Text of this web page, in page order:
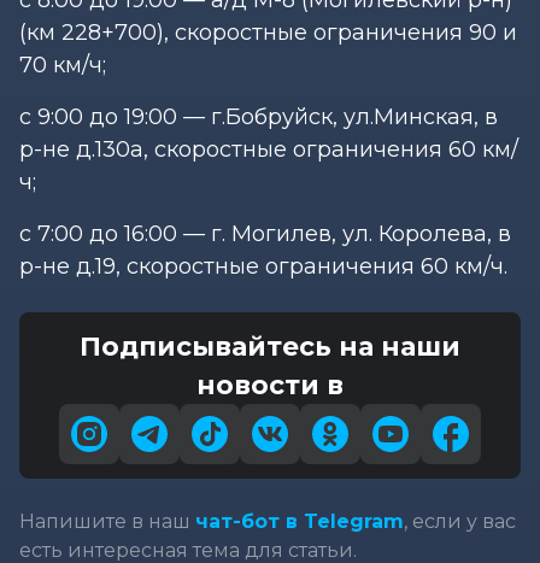
(км 228+700), скоростные ограничения 90 и
70 км/ч;
с 9:00 до 19:00 — г.Бобруйск, ул.Минская, в
р-не д.130а, скоростные ограничения 60 км/
ч;
с 7:00 до 16:00 — г. Могилев, ул. Королева, в
р-не д.19, скоростные ограничения 60 км/ч.
Подписывайтесь на наши
новости в
Напишите в наш чат-бот в Telegram, если у вас
есть интересная тема для статьи.